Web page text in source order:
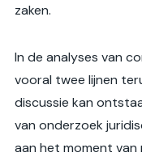
zaken.
In de analyses van
vooral twee lijnen
discussie kan
van onderzoek
aan het moment van